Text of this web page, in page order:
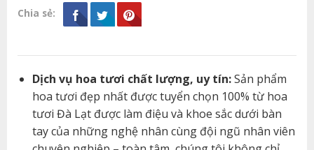
Chia sẻ:
Dịch vụ hoa tươi chất lượng, uy tín:Sản phẩm
hoa tươi đẹp nhất được tuyển chọn 100% từ hoa
tươi Đà Lạt được làm điệu và khoe sắc dưới bàn
tay của những nghệ nhân cùng đội ngũ nhân viên